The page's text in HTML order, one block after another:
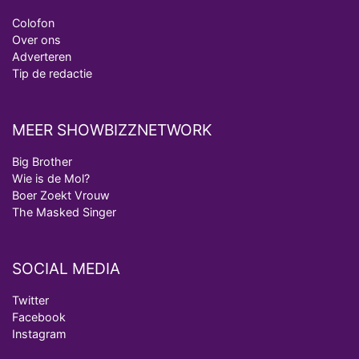
Colofon
Over ons
Adverteren
Tip de redactie
MEER SHOWBIZZNETWORK
Big Brother
Wie is de Mol?
Boer Zoekt Vrouw
The Masked Singer
SOCIAL MEDIA
Twitter
Facebook
Instagram